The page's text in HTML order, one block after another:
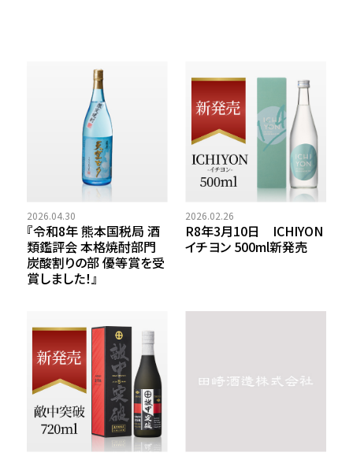
2026.04.30
『令和8年 熊本国税局 酒
類鑑評会 本格焼酎部門
炭酸割りの部 優等賞を受
賞しました！』
2026.02.26
R8年3月10日 ICHIYON
イチヨン 500ml新発売